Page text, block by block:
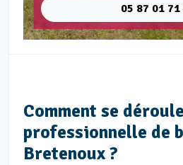
05 87 01 71
Comment se
professionnelle de
Bretenoux ?